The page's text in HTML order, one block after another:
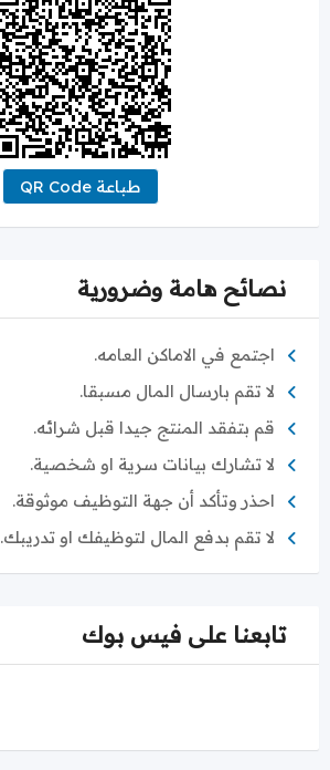
طباعة QR Code
نصائح هامة وضرورية
اجتمع في الاماكن العامه.
لا تقم بارسال المال مسبقا.
قم بتفقد المنتج جيدا قبل شرائه.
لا تشارك بيانات سرية او شخصية.
احذر وتأكد أن جهة التوظيف موثوقة.
لا تقم بدفع المال لتوظيفك او تدريبك.
تابعنا على فيس بوك